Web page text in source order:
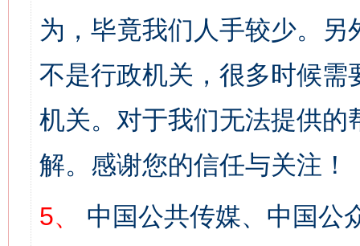
为，毕竟我们人手较少。
不是行政机关，很多时候
机关。对于我们无法提供
解。感谢您的信任与关注！
5、
中国公共传媒、中国公